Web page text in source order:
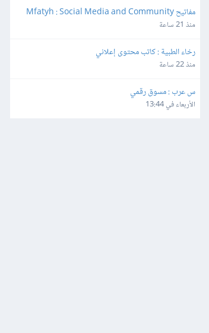
Manager
منذ 21 ساعة
رخاء الطبية : كاتب محتوى إعلاني
منذ 22 ساعة
س عرب : مسوق رقمي
الأربعاء في 13:44